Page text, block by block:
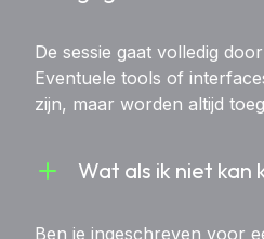
De sessie gaat volledig
Eventuele tools of
zijn, maar worden altijd
Wat als ik niet kan
Ben je ingeschreven voor